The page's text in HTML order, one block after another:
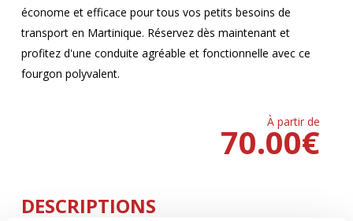
économe et efficace pour tous vos petits besoins de
transport en Martinique. Réservez dès maintenant et
profitez d'une conduite agréable et fonctionnelle avec ce
fourgon polyvalent.
À partir de
€
70.00
DESCRIPTIONS